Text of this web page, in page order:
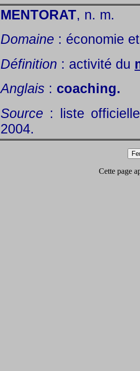
MENTORAT, n. m.
Domaine : économie
Définition : activité du
Anglais : coaching.
Source : liste
2004.
Cette page